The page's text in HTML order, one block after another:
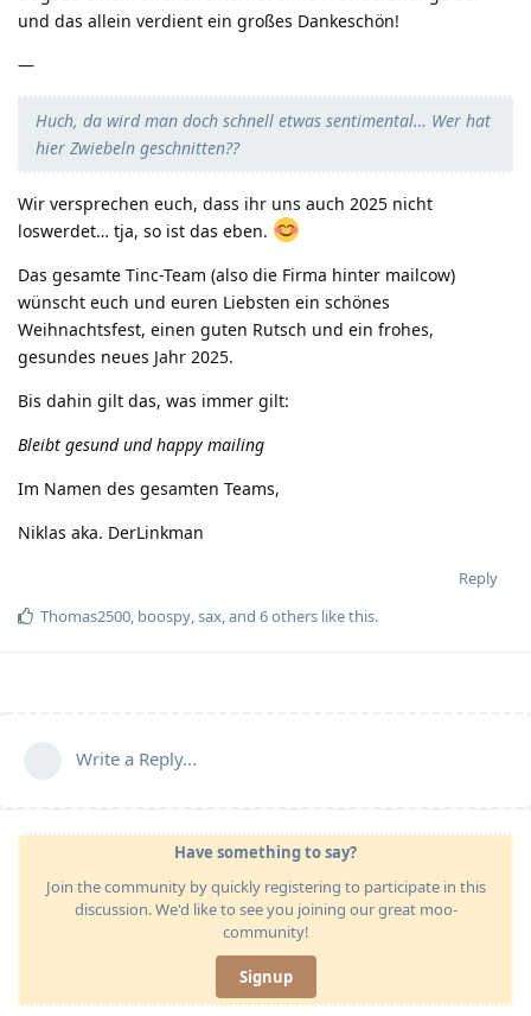
und das allein verdient ein großes Dankeschön!
—
Huch, da wird man doch schnell etwas sentimental… Wer hat
hier Zwiebeln geschnitten??
Wir versprechen euch, dass ihr uns auch 2025 nicht
loswerdet… tja, so ist das eben.
Das gesamte Tinc-Team (also die Firma hinter mailcow)
wünscht euch und euren Liebsten ein schönes
Weihnachtsfest, einen guten Rutsch und ein frohes,
gesundes neues Jahr 2025.
Bis dahin gilt das, was immer gilt:
Bleibt gesund und happy mailing
Im Namen des gesamten Teams,
Niklas aka. DerLinkman
Reply
Thomas2500, boospy,sax, and 6others like this.
Write a Reply...
Have something to say?
Join the community by quickly registering to participate in this
discussion. We'd like to see you joining our great moo-
community!
Signup